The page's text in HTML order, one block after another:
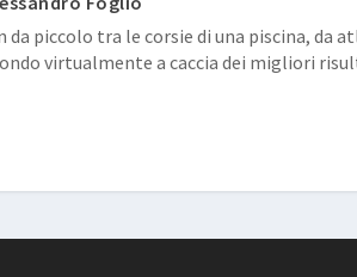
da piccolo tra le corsie di una piscina, da
virtualmente a caccia dei migliori